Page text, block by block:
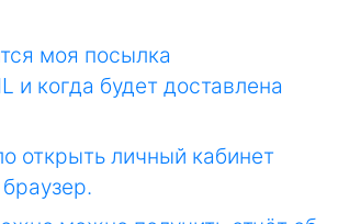
моя посылка
и когда будет доставлена
открыть личный кабинет